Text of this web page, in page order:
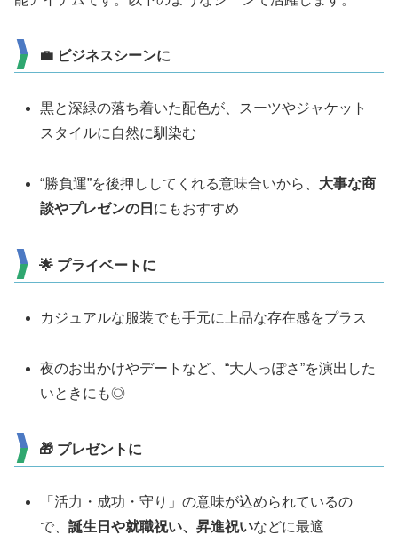
💼 ビジネスシーンに
黒と深緑の落ち着いた配色が、スーツやジャケット
スタイルに自然に馴染む
“勝負運”を後押ししてくれる意味合いから、 大事な商
談やプレゼンの日 にもおすすめ
🌟 プライベートに
カジュアルな服装でも手元に上品な存在感をプラス
夜のお出かけやデートなど、“大人っぽさ”を演出した
いときにも◎
🎁 プレゼントに
「活力・成功・守り」の意味が込められているの
で、誕生日や就職祝い、昇進祝いなどに最適